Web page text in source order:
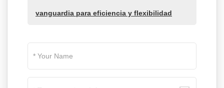
vanguardia para eficiencia y flexibilidad